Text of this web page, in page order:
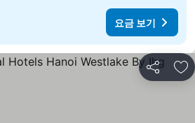
요금 보기
공유 즐